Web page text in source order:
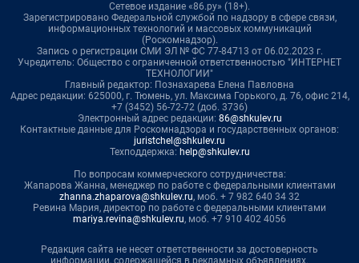
Сетевое издание «86.ру» (18+).
Зарегистрировано Федеральной службой по надзору в сфере связи,
информационных технологий и массовых коммуникаций
(Роскомнадзор).
Запись о регистрации СМИ ЭЛ № ФС 77-84713 от 06.02.2023 г.
Учредитель: Общество с ограниченной ответственностью "ИНТЕРНЕТ
ТЕХНОЛОГИИ"
Главный редактор: Познахарева Елена Павловна
Адрес редакции: 625000, г. Тюмень, ул. Максима Горького, д. 76, офис 214,
+7 (3452) 56-72-72 (доб. 3736)
Электронный адрес редакции: 86@shkulev.ru
Контактные данные для Роскомнадзора и государственных органов:
juristchel@shkulev.ru
Техподдержка: help@shkulev.ru
По вопросам коммерческого сотрудничества:
Жапарова Жанна, менеджер по работе с федеральными клиентами
zhanna.zhaparova@shkulev.ru, моб. + 7 982 640 34 32
Ревина Мария, директор по работе с федеральными клиентами
mariya.revina@shkulev.ru, моб. +7 910 402 4056
Редакция сайта не несет ответственности за достоверность